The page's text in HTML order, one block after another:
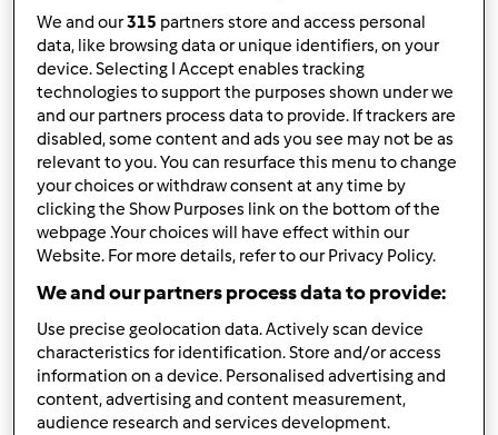
5.0(4)
FINOCCHI ALLA
CARRARESE
damabaro2003
9 facile 35min
PESTO DI ZUCCHINE
(veg)
daOspite
We and our315 partners store and access personal
data, like browsing data or unique identifiers, on your
device. Selecting I Accept enables tracking
technologies to support the purposes shown under we
and our partners process data to provide. If trackers are
disabled, some content and ads you see may not be as
relevant to you. You can resurface this menu to change
your choices or withdraw consent at any time by
clicking the Show Purposes link on the bottom of the
webpage .Your choices will have effect within our
Website. For more details, refer to our Privacy Policy.
We and our partners process data to provide:
Use precise geolocation data. Actively scan device
characteristics for identification. Store and/or access
information on a device. Personalised advertising and
content, advertising and content measurement,
audience research and services development.